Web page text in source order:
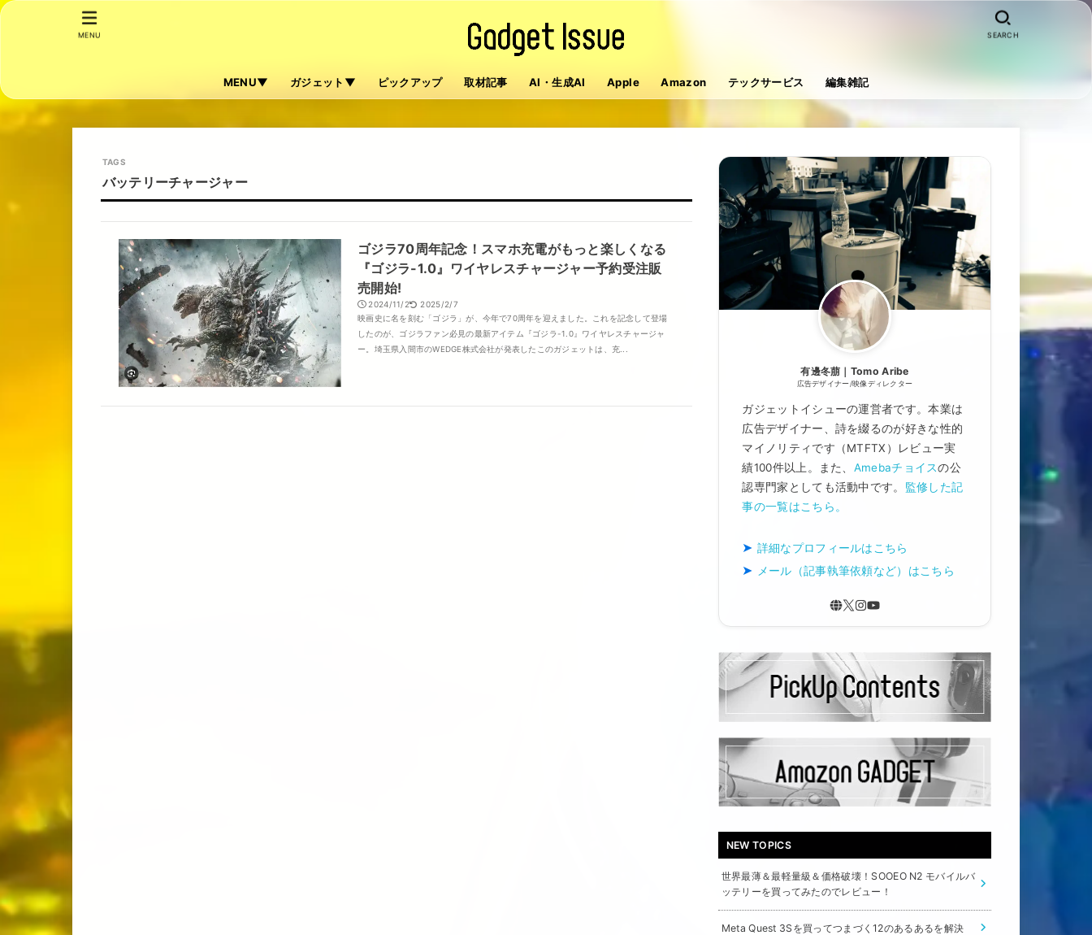
MENU▼ ガジェット▼ ピックアップ 取材記事 AI・生成AI Apple Amazon テックサービス 編集雑記
SEARCH
MENU
バッテリーチャージャー
ゴジラ70周年記念！スマホ充電がもっと楽しくなる
『ゴジラ-1.0』ワイヤレスチャージャー予約受注販
売開始!
2024/11/2 2025/2/7
映画史に名を刻む「ゴジラ」が、今年で70周年を迎えました。これを記念して登場
したのが、ゴジラファン必見の最新アイテム『ゴジラ-1.0』ワイヤレスチャージャ
ー。埼玉県入間市のWEDGE株式会社が発表したこのガジェットは、充...
有邊冬萠｜Tomo Aribe
広告デザイナー/映像ディレクター
ガジェットイシューの運営者です。本業は
広告デザイナー、詩を綴るのが好きな性的
マイノリティです（MTFTX）レビュー実
績100件以上。また、 Amebaチョイスの公
認専門家としても活動中です。 監修した記
事の一覧はこちら。
詳細なプロフィールはこちら
メール（記事執筆依頼など）はこちら
NEW TOPICS
世界最薄＆最軽量級＆価格破壊！SOOEO N2 モバイルバ
ッテリーを買ってみたのでレビュー！
Meta Quest 3Sを買ってつまづく12のあるあるを解決